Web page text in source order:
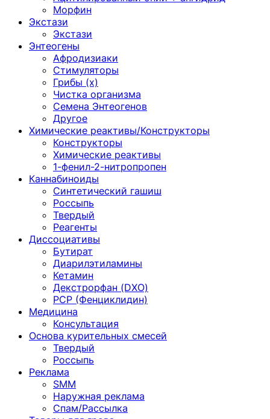
Морфин
Экстази
Экстази
Энтеогены
Афродизиаки
Стимуляторы
Грибы (х)
Чистка организма
Семена Энтеогенов
Другое
Химические реактивы/Конструкторы
Конструкторы
Химические реактивы
1-фенил-2-нитропропен
Каннабиноиды
Синтетический гашиш
Россыпь
Твердый
Реагенты
Диссоциативы
Бутират
Диарилэтиламины
Кетамин
Декстрорфан (DXO)
PCP (Фенциклидин)
Медицина
Консультация
Основа курительных смесей
Твердый
Россыпь
Реклама
SMM
Наружная реклама
Спам/Рассылка